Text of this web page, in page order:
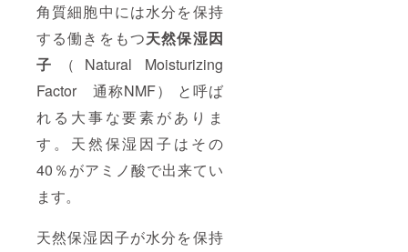
角質細胞中には水分を保持
する働きをもつ天然保湿因
子
（Natural Moisturizing
Factor 通称NMF） と呼ば
れる大事な要素がありま
す。天然保湿因子はその
40％がアミノ酸で出来てい
ます。
天然保湿因子が水分を保持